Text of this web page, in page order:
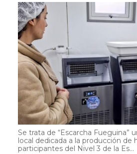
Se trata de “Escarcha Fueguina”
local dedicada a la producción de
participantes del Nivel 3 de la Es...